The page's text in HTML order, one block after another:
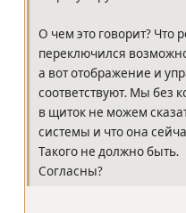
О чем это говорит? Что
переключился
а вот отображение и
соответствуют. Мы без
в щиток не можем
системы и что она
Такого не должно быть.
Согласны?